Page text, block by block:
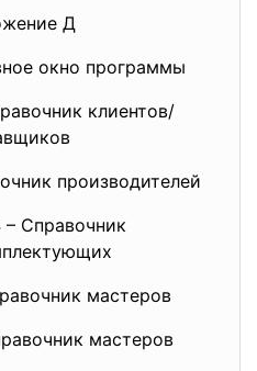
Д
окно программы
клиентов/
производителей
– Справочник
мастеров
мастеров